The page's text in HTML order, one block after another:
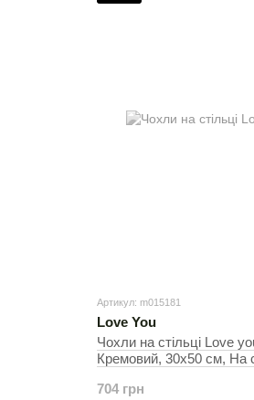
Артикул: m015181
Love You
Чохли на стільці Love
Кремовий, 30х50 см, На
704 грн